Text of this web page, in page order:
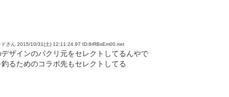
ドさん 2015/10/31(土) 12:11:24.97 ID:8rRBsEm00.net
ザインのパクリ元をセレクトしてるんやで
るためのコラボ先もセレクトしてる